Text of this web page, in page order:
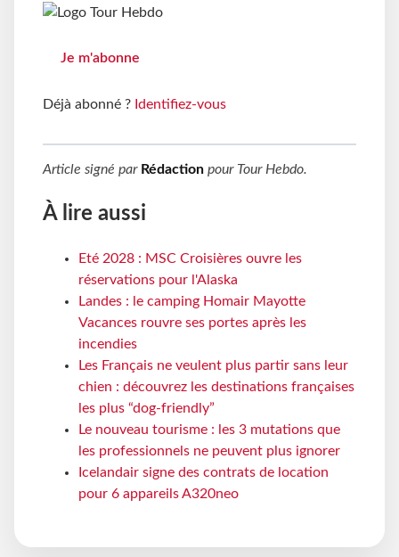
Je m'abonne
Déjà abonné ? Identifiez-vous
Article signé par Rédaction pour Tour Hebdo.
À lire aussi
Eté 2028 : MSC Croisières ouvre les
réservations pour l'Alaska
Landes : le camping Homair Mayotte
Vacances rouvre ses portes après les
incendies
Les Français ne veulent plus partir sans leur
chien : découvrez les destinations françaises
les plus “dog-friendly”
Le nouveau tourisme : les 3 mutations que
les professionnels ne peuvent plus ignorer
Icelandair signe des contrats de location
pour 6 appareils A320neo